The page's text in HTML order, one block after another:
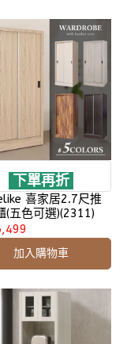
下單再折
喜家居2.7尺推
(五色可選)(2311)
加入購物車